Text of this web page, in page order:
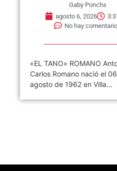
Gaby Ponchs
agosto 6, 2026
No hay
«EL TANO» ROMANO
Carlos Romano nació el
agosto de 1962 en Villa...